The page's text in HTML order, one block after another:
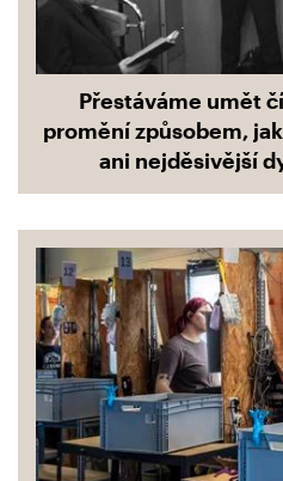
Přestáváme umět
promění způsobem,
ani nejděsivější